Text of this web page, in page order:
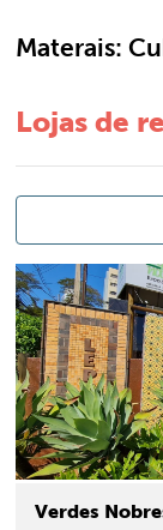
Materais:
Lojas de
Verdes